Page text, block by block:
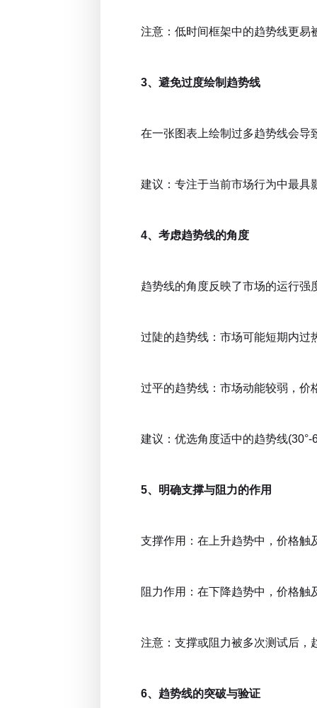
注意：低时间框架中的趋势线更易
3、避免过度绘制趋势线
在一张图表上绘制过多趋势线会导
建议：专注于当前市场行为中最具
4、考虑趋势线的角度
趋势线的角度反映了市场的运行强
过陡的趋势线：市场可能短期内过
过平的趋势线：市场动能较弱，价
建议：优选角度适中的趋势线(30°-
5、明确支撑与阻力的作用
支撑作用：在上升趋势中，价格触
阻力作用：在下降趋势中，价格触
注意：支撑或阻力被多次测试后，
6、趋势线的突破与验证